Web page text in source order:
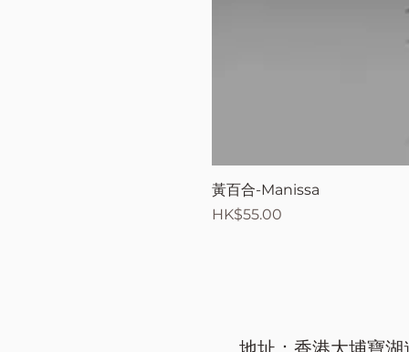
黃百合-Manissa
價格
HK$55.00